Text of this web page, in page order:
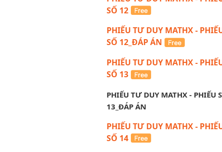
SỐ 12
PHIẾU TƯ DUY MATHX -
SỐ 12_ĐÁP ÁN
PHIẾU TƯ DUY MATHX -
SỐ 13
PHIẾU TƯ DUY MATHX - PHIẾU
13_ĐÁP ÁN
PHIẾU TƯ DUY MATHX -
SỐ 14